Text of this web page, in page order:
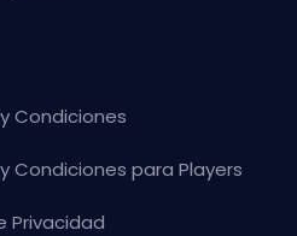
Condiciones
Condiciones para Players
Privacidad